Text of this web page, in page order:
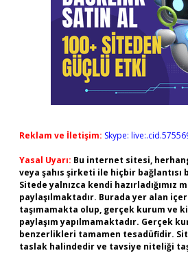
Reklam ve İletişim: Skype:
Yasal Uyarı: Bu internet sitesi,
veya şahıs şirketi ile hiçbir bağlantısı
Sitede yalnızca kendi hazırladığımız
paylaşılmaktadır. Burada yer alan
taşımamakta olup, gerçek kurum ve
paylaşım yapılmamaktadır. Gerçek
benzerlikleri tamamen tesadüfidir.
taslak halindedir ve tavsiye niteliği